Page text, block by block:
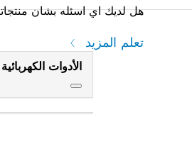
هل لديك اي اسئله بشان
تعلم المزيد
الأدوات الكهربائية